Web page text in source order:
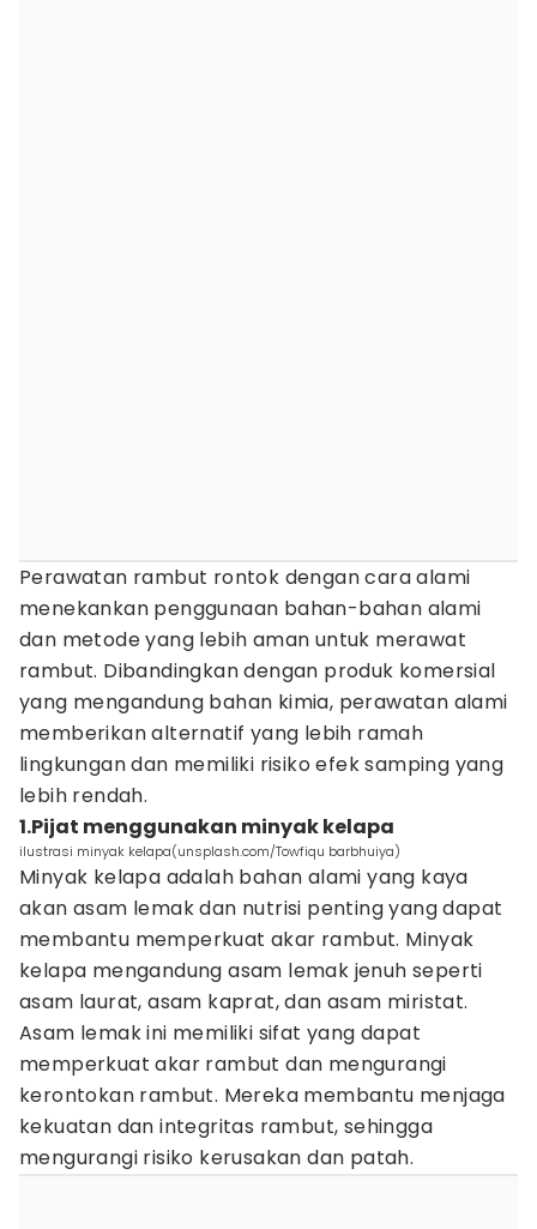
Perawatan rambut rontok dengan cara alami
menekankan penggunaan bahan-bahan alami
dan metode yang lebih aman untuk merawat
rambut. Dibandingkan dengan produk komersial
yang mengandung bahan kimia, perawatan alami
memberikan alternatif yang lebih ramah
lingkungan dan memiliki risiko efek samping yang
lebih rendah.
1.Pijat menggunakan minyak kelapa
ilustrasi minyak kelapa(unsplash.com/Towfiqu barbhuiya)
Minyak kelapa adalah bahan alami yang kaya
akan asam lemak dan nutrisi penting yang dapat
membantu memperkuat akar rambut. Minyak
kelapa mengandung asam lemak jenuh seperti
asam laurat, asam kaprat, dan asam miristat.
Asam lemak ini memiliki sifat yang dapat
memperkuat akar rambut dan mengurangi
kerontokan rambut. Mereka membantu menjaga
kekuatan dan integritas rambut, sehingga
mengurangi risiko kerusakan dan patah.